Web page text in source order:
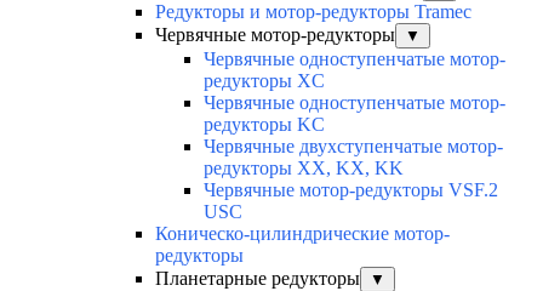
Редукторы и мотор-редукторы Tramec
Червячные мотор-редукторы
▼
Червячные одноступенчатые мотор-
редукторы XC
Червячные одноступенчатые мотор-
редукторы KC
Червячные двухступенчатые мотор-
редукторы XX, KX, KK
Червячные мотор-редукторы VSF.2
USC
Коническо-цилиндрические мотор-
редукторы
Планетарные редукторы
▼